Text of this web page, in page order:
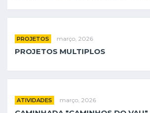
PROJETOS março, 2026
PROJETOS MULTIPLOS
ATIVIDADES março, 2026